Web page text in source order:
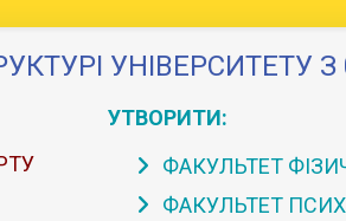
УНІВЕРСИТЕТУ З
УТВОРИТИ:
ФАКУЛЬТЕТ
ФАКУЛЬТЕТ